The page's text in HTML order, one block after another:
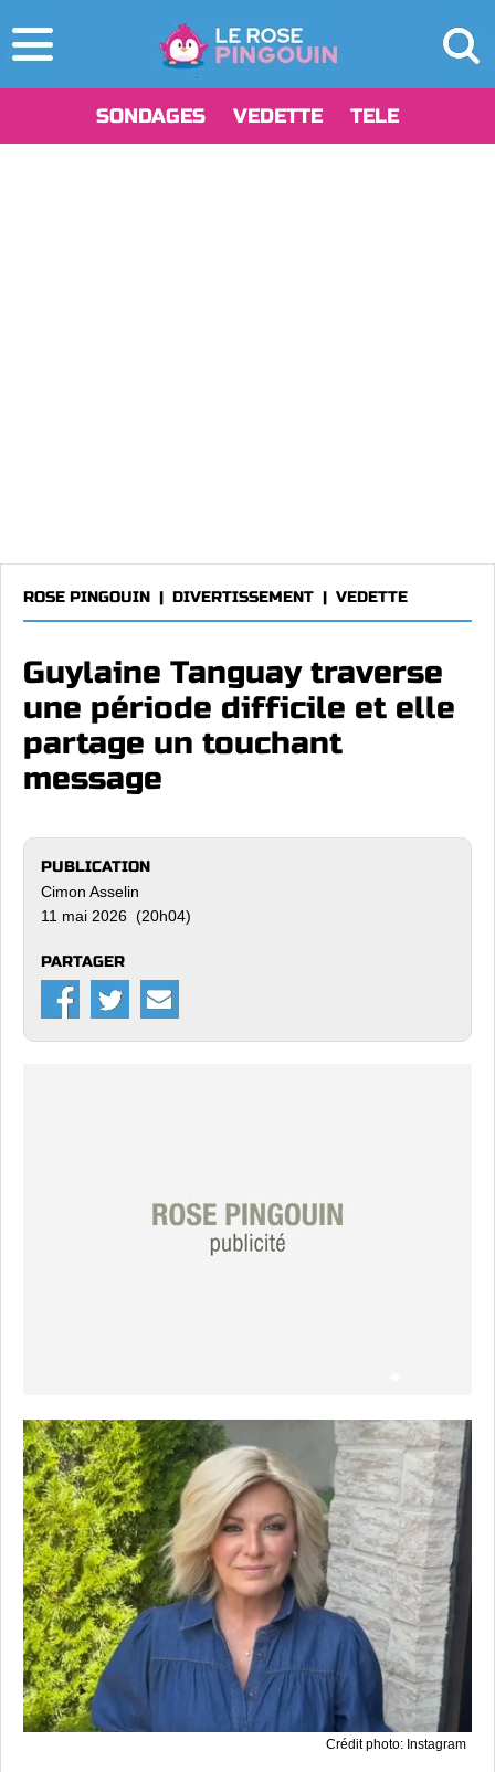
SONDAGES VEDETTE TELE
ROSE PINGOUIN | DIVERTISSEMENT | VEDETTE
Guylaine Tanguay traverse
une période difficile et elle
partage un touchant
message
PUBLICATION
Cimon Asselin
11 mai 2026 (20h04)
PARTAGER
Crédit photo: Instagram